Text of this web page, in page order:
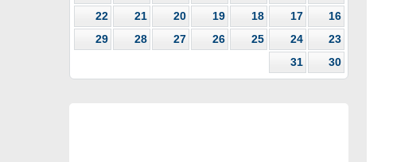
16
17
18
19
20
21
22
23
24
25
26
27
28
29
30
31